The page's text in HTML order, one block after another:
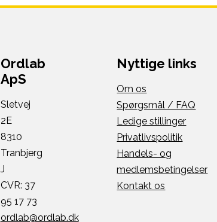
Ordlab
ApS
Sletvej
2E
8310
Tranbjerg
J
CVR: 37
95 17 73
ordlab@ordlab.dk
Nyttige links
Om os
Spørgsmål / FAQ
Ledige stillinger
Privatlivspolitik
Handels- og
medlemsbetingelser
Kontakt os